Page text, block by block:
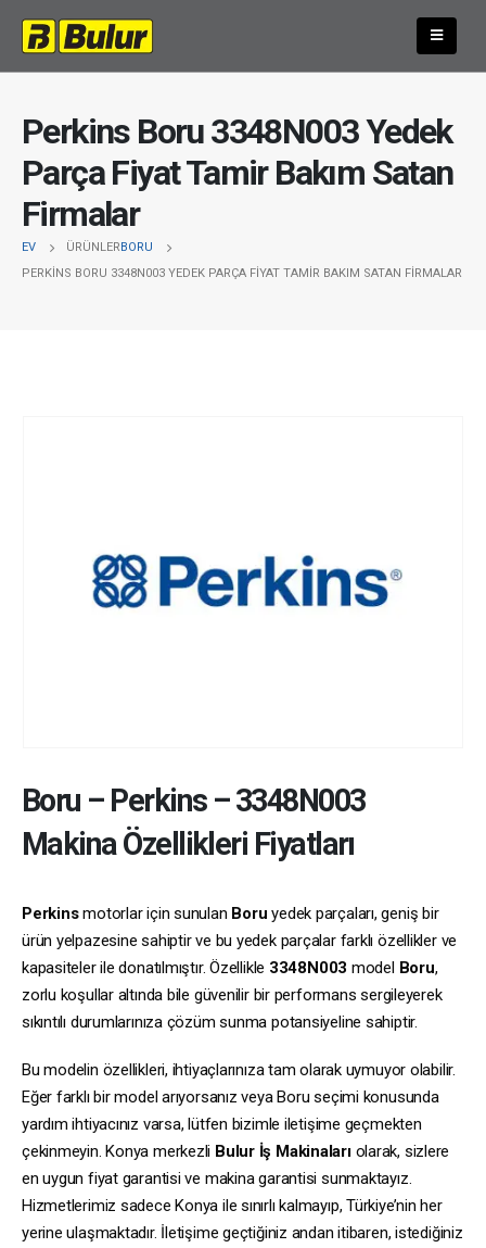
Perkins Boru 3348N003 Yedek
Parça Fiyat Tamir Bakım Satan
Firmalar
EV ÜRÜNLERBORU
PERKINS BORU 3348N003 YEDEK PARÇA FIYAT TAMIR BAKIM SATAN FIRMALAR
Boru – Perkins–3348N003
Makina Özellikleri Fiyatları
Perkinsmotorlar için sunulan Boru yedek parçaları, geniş bir
ürün yelpazesine sahiptir ve bu yedek parçalar farklı özellikler ve
kapasiteler ile donatılmıştır. Özellikle 3348N003 model Boru,
zorlu koşullar altında bile güvenilir bir performans sergileyerek
sıkıntılı durumlarınıza çözüm sunma potansiyeline sahiptir.
Bu modelin özellikleri, ihtiyaçlarınıza tam olarak uymuyor olabilir.
Eğer farklı bir model arıyorsanız veya Boru seçimi konusunda
yardım ihtiyacınız varsa, lütfen bizimle iletişime geçmekten
çekinmeyin. Konya merkezli Bulur İş Makinalarıolarak, sizlere
en uygun fiyat garantisi ve makina garantisi sunmaktayız.
Hizmetlerimiz sadece Konya ile sınırlı kalmayıp, Türkiye’nin her
yerine ulaşmaktadır. İletişime geçtiğiniz andan itibaren, istediğiniz